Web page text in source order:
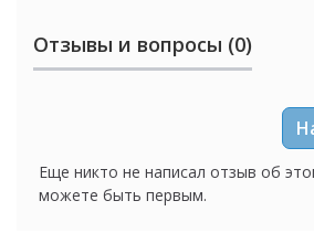
Отзывы и вопросы (0)
Еще никто не написал отзыв об
можете быть первым.